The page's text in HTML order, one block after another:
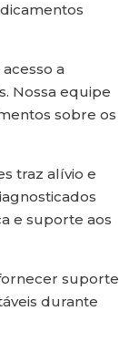
a
Nossa equipe
sobre os
traz alívio e
e suporte aos
suporte
durante